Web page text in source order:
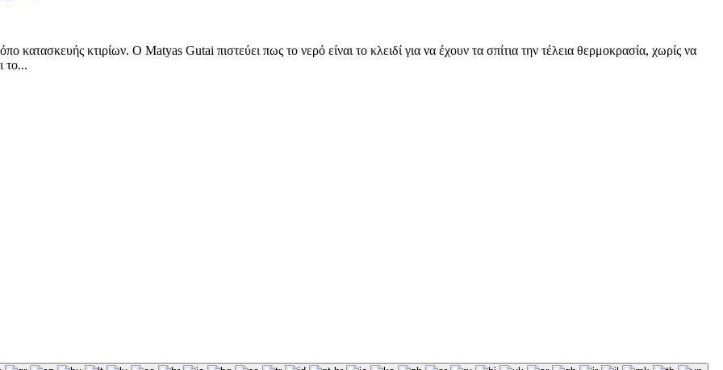
κατασκευής κτιρίων. Ο Matyas Gutai πιστεύει πως το νερό είναι το κλειδί για να έχουν τα σπίτια την τέλεια θερμοκρασία, χωρίς να
το...